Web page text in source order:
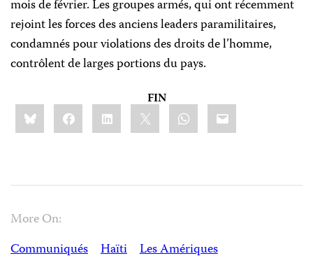
mois de février. Les groupes armés, qui ont récemment
rejoint les forces des anciens leaders paramilitaires,
condamnés pour violations des droits de l’homme,
contrôlent de larges portions du pays.
FIN
Share
this:BlueskyFacebookLinkedIn WhatsApp
Email
More On:
Communiqués
Haïti
Les Amériques